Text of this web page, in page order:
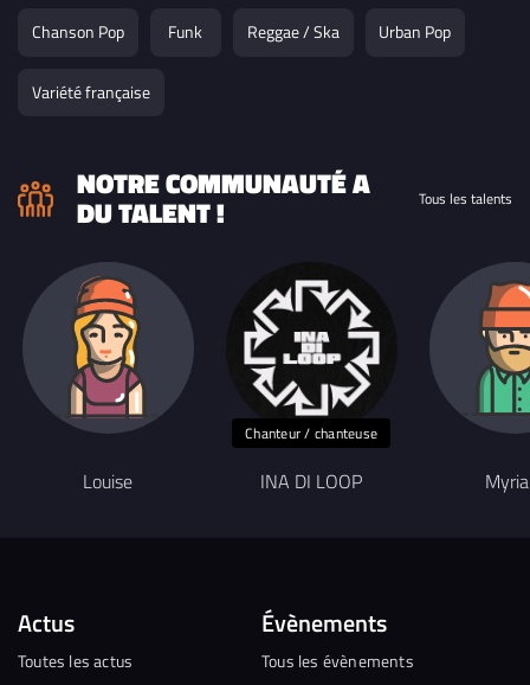
Chanson Pop Funk Reggae / Ska Urban Pop
Variété française
NOTRE COMMUNAUTÉ A
DU TALENT ! Tous les talents
Louise
Chanteur / chanteuse
INA DI LOOP
Actus
Toutes les actus
Évènements
Tous les évènements